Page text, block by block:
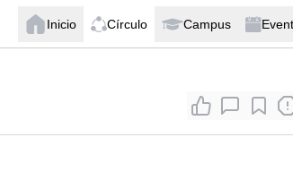
Inicio Círculo Campus